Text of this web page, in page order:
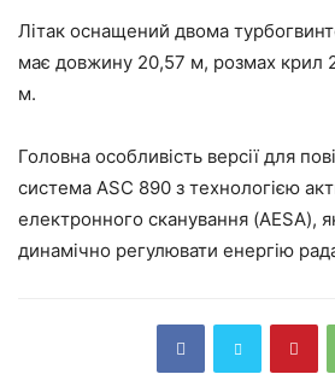
Літак оснащений двома
має довжину 20,57 м, розмах крил
м.
Головна особливість версії для
система ASC 890 з технологією
електронного сканування (AESA),
динамічно регулювати енергію